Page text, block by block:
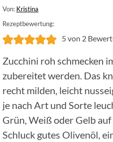
Von: Kristina
Rezeptbewertung:
5von 2
Zucchini roh schmecken
zubereitet werden. Das
recht milden, leicht
je nach Art und Sorte
Grün, Weiß oder Gelb
Schluck gutes Olivenöl,